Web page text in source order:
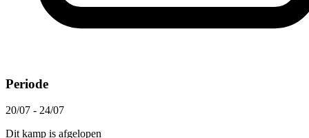
Periode
20/07 - 24/07
Dit kamp is afgelopen